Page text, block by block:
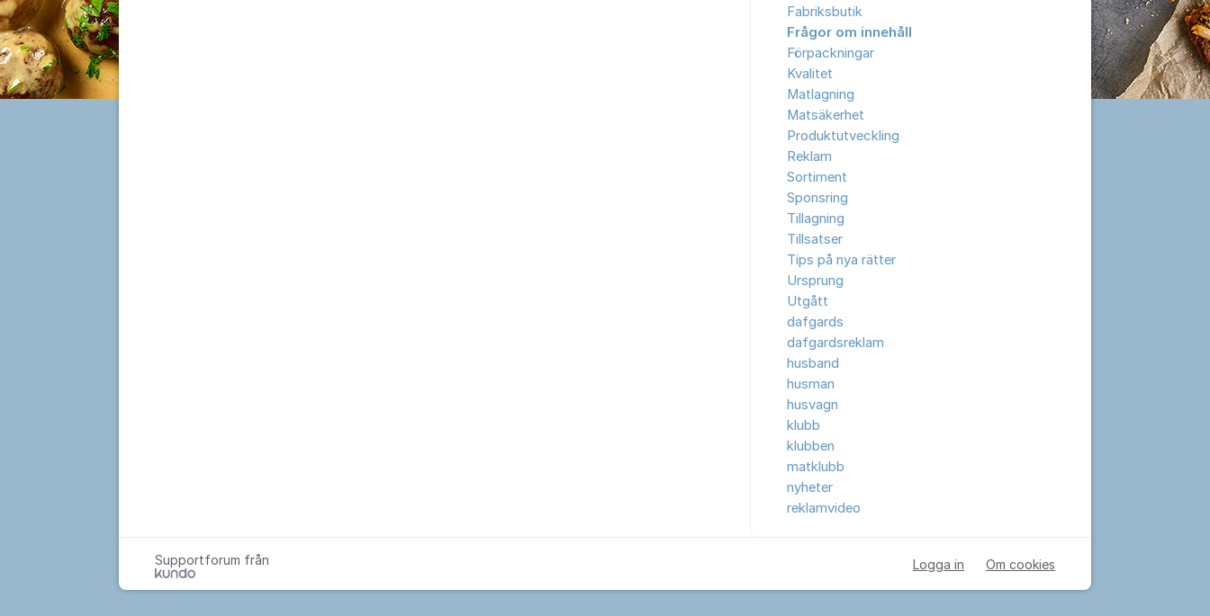
Fabriksbutik
Frågor om innehåll
Förpackningar
Kvalitet
Matlagning
Matsäkerhet
Produktutveckling
Reklam
Sortiment
Sponsring
Tillagning
Tillsatser
Tips på nya rätter
Ursprung
Utgått
dafgards
dafgardsreklam
husband
husman
husvagn
klubb
klubben
matklubb
nyheter
reklamvideo
Supportforum från Logga in Om cookies